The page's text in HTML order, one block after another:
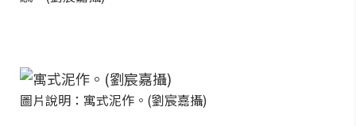
圖片說明：寓式泥作。(劉宸嘉攝)